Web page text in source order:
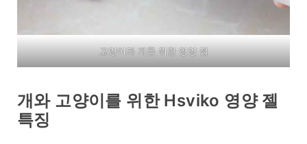
고양이와 개를 위한 영양 젤
개와 고양이를 위한 Hsviko 영양 젤
특징